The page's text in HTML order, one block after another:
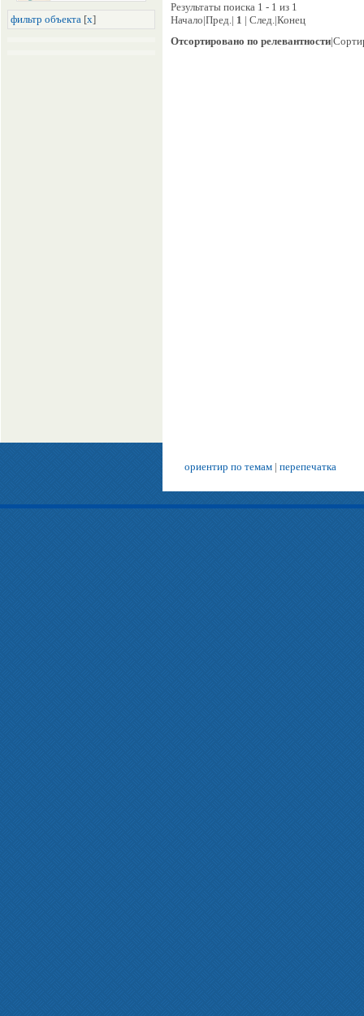
фильтр объекта [x]
Результаты поиска 1 - 1 из 1
Начало|Пред.| 1 | След.|Конец
Отсортировано по релевантности
ориентир по темам | перепечатка